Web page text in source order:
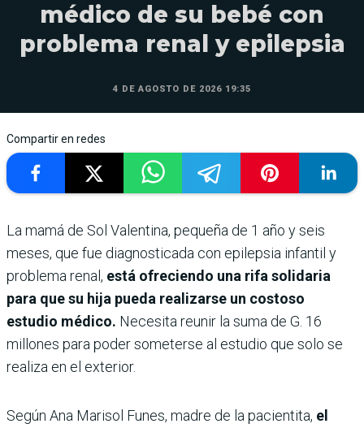
médico de su bebé con
problema renal y epilepsia
4 DE AGOSTO DE 2026 19:35
Compartir en redes
La mamá de Sol Valentina, pequeña de 1 año y seis
meses, que fue diagnosticada con epilepsia infantil y
problema renal, está ofreciendo una rifa solidaria
para que su hija pueda realizarse un costoso
estudio médico. Necesita reunir la suma de G. 16
millones para poder someterse al estudio que solo se
realiza en el exterior.
Según Ana Marisol Funes, madre de la pacientita, el